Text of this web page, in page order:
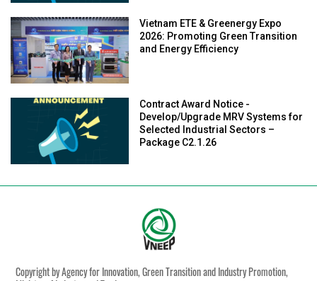
Vietnam ETE & Greenergy Expo
2026: Promoting Green Transition
and Energy Efficiency
Contract Award Notice -
Develop/Upgrade MRV Systems for
Selected Industrial Sectors –
Package C2.1.26
Copyright by Agency for Innovation, Green Transition and Industry Promotion,